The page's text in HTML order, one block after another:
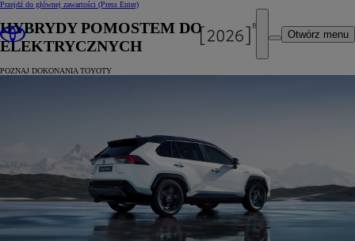
Przejdź do głównej zawartości (Press Enter)
Otwórz menu
HYBRYDY POMOSTEM DO AUT
ELEKTRYCZNYCH
POZNAJ DOKONANIA TOYOTY